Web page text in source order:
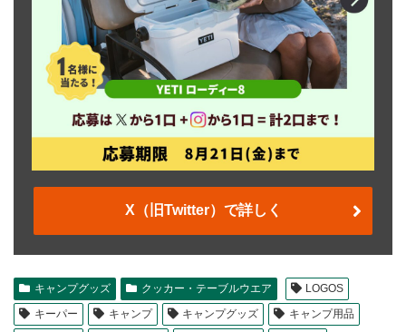
X（旧Twitter）で詳しく
キャンプグッズ クッカー・テーブルウエア
LOGOS
キーパー
キャンプ キャンプグッズ
キャンプ用品